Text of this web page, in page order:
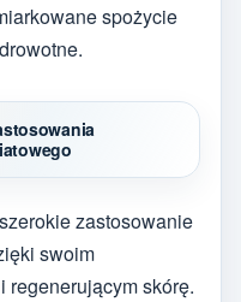
spożycie
zastosowanie
swoim
regenerującym skórę.